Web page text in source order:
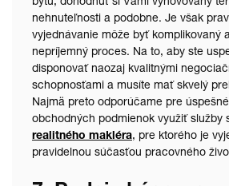
bytu, dohodnúť si Vami vyhovovaný
nehnuteľnosti a podobne. Je však
vyjednávanie môže byť komplikovaný
nepríjemný proces. Na to, aby ste
disponovať naozaj kvalitnými
schopnosťami a musíte mať skvelý
Najmä preto odporúčame pre
obchodných podmienok využiť služby
realitného makléra, pre ktorého je
pravidelnou súčasťou pracovného